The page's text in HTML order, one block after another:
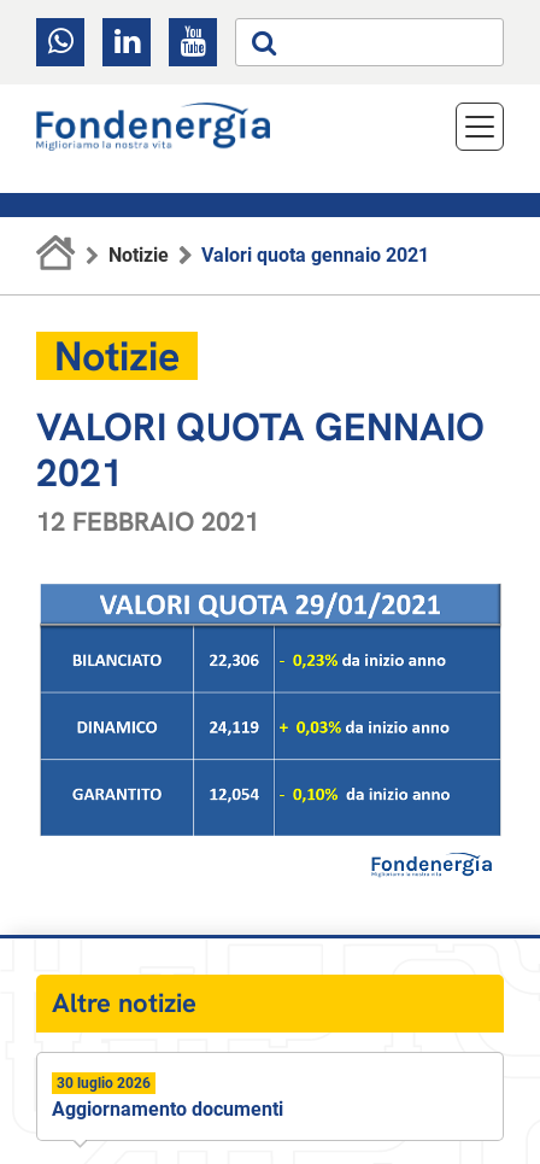
Notizie Valori quota gennaio 2021
Notizie
VALORI QUOTA GENNAIO
2021
12 FEBBRAIO 2021
Altre notizie
30 luglio 2026
Aggiornamento documenti